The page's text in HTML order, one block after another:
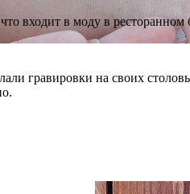
входит в моду в ресторанном
гравировки на своих